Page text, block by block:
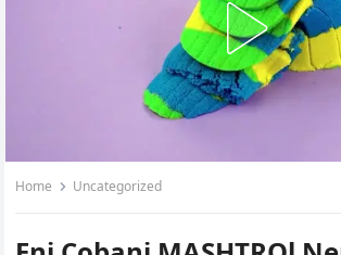
Home Uncategorized